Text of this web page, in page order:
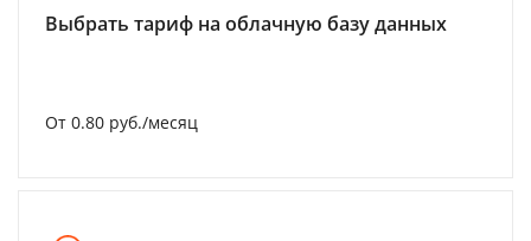
Выбрать тариф на облачную базу данных
От 0.80 руб./месяц